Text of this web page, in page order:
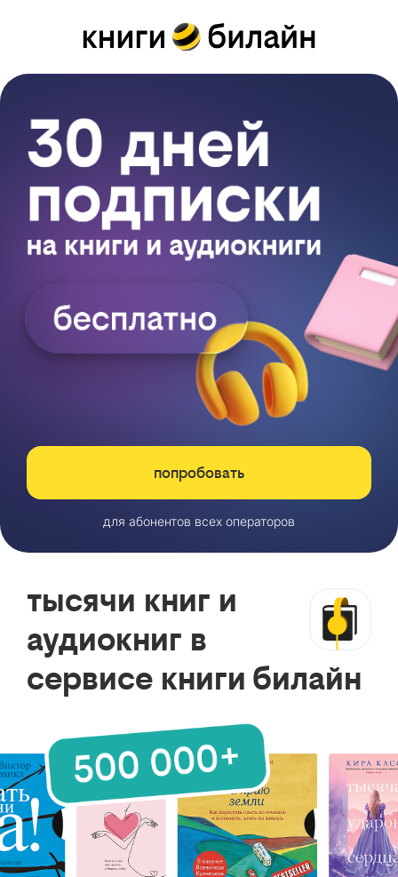
попробовать
для абонентов всех операторов
тысячи книг и
аудиокниг в
сервисе книги билайн